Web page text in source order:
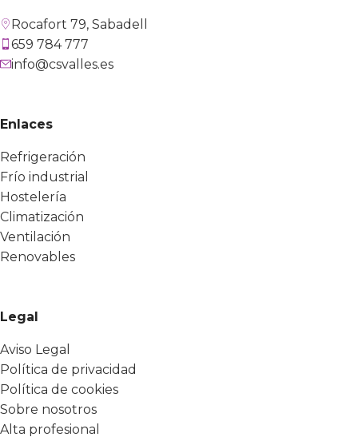
Rocafort 79, Sabadell
659 784 777
info@csvalles.es
Enlaces
Refrigeración
Frío industrial
Hostelería
Climatización
Ventilación
Renovables
Legal
Aviso Legal
Política de privacidad
Política de cookies
Sobre nosotros
Alta profesional